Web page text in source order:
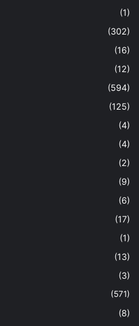
(1)
(302)
(16)
(12)
(594)
(125)
(4)
(4)
(2)
(9)
(6)
(17)
(1)
(13)
(3)
(571)
(8)